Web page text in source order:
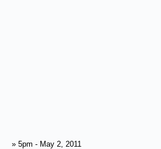
» 5pm - May 2, 2011